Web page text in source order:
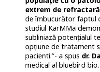
extrem de refractară
de îmbucurător faptul
studiul KarMMa
subliniază potențialul
opțiune de tratament
pacienti.’’- a spus dr.
medical al bluebird bio.